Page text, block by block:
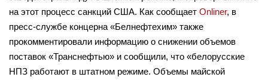
на этот процесс санкций США. Как сообщает Onliner, в
пресс-службе концерна «Белнефтехим» также
прокомментировали информацию о снижении объемов
поставок «Транснефтью» и сообщили, что «белорусские
НПЗ работают в штатном режиме. Объемы майской